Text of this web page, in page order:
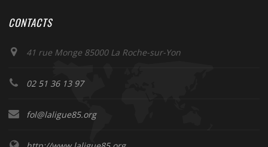
CONTACTS
41 rue Monge 85000 La Roche-sur-Yon
02 51 36 13 97
fol@laligue85.org